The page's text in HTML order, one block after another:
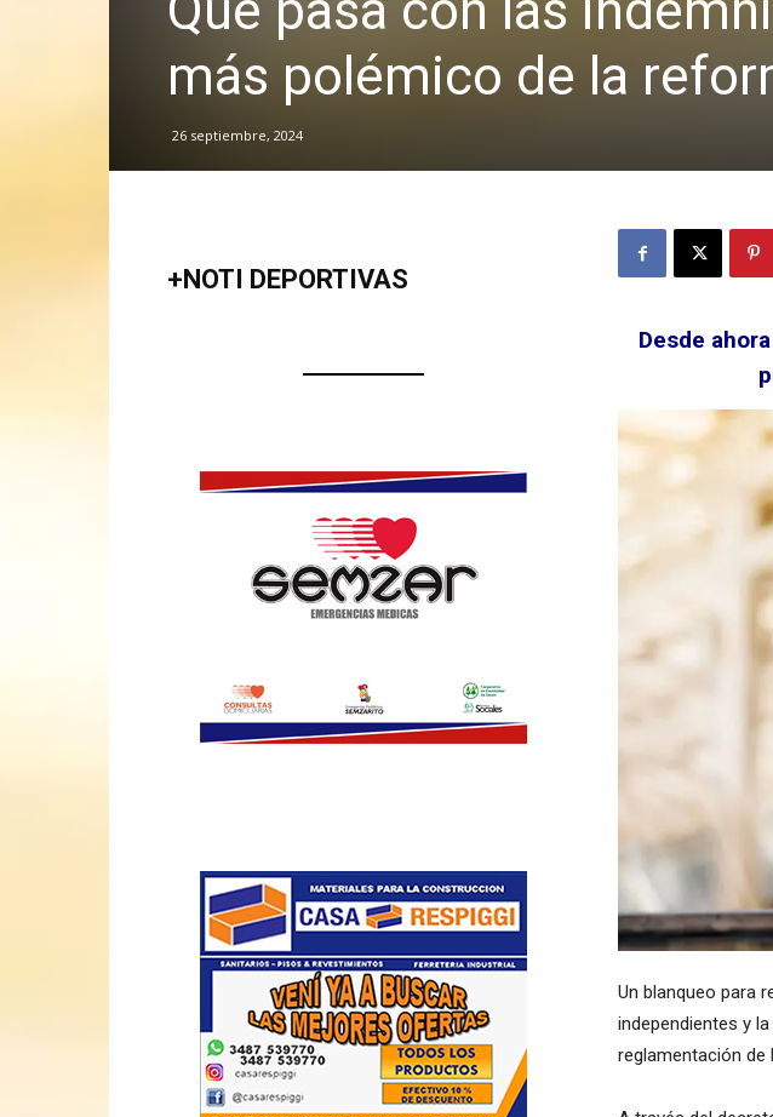
más polémico de la
26 septiembre, 2024
Desde
Un blanqueo para
independientes y
reglamentación de
+NOTI DEPORTIVAS